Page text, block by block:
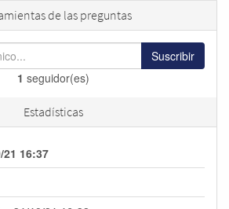
de las preguntas
Suscribir
1 seguidor(es)
Estadísticas
21 16:37